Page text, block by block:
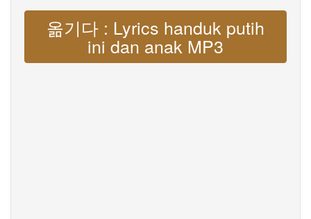
옮기다 : Lyrics handuk putih
ini dan anak MP3